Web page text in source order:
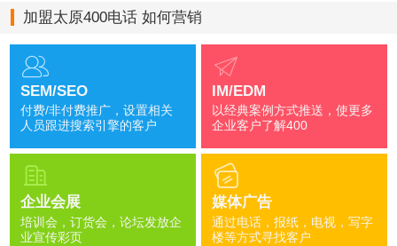
加盟太原400电话 如何营销
SEM/SEO
付费/非付费推广，设置相关
人员跟进搜索引擎的客户
IM/EDM
以经典案例方式推送，使更多
企业客户了解400
企业会展
培训会，订货会，论坛发放企
业宣传彩页
媒体广告
通过电话，报纸，电视，写字
楼等方式寻找客户